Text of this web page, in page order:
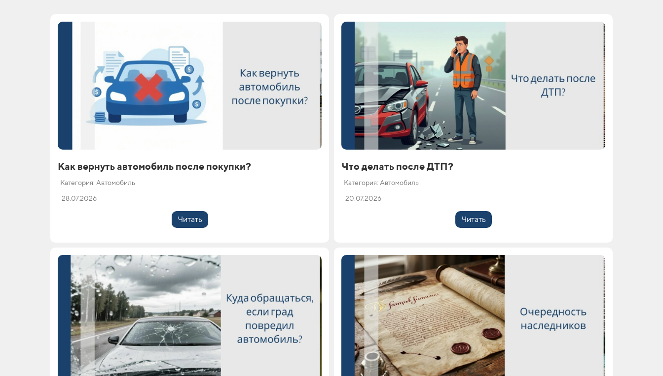
Как вернуть автомобиль после покупки?
Категория: Автомобиль
28.07.2026
Читать
Что делать после ДТП?
Категория: Автомобиль
20.07.2026
Читать